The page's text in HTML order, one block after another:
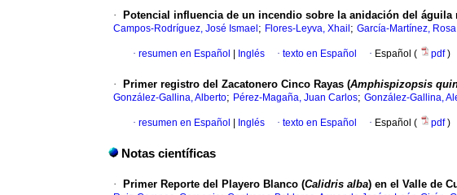
· Potencial influencia de un incendio sobre la anidación del
Campos-Rodríguez, José Ismael ; Flores-Leyva, Xhail ; García-Martínez,
· resumen en Español Inglés · texto en Español · Español ( pdf)
· Primer registro del Zacatonero Cinco Rayas (Amphispizopsis
González-Gallina, Alberto; Pérez-Magaña, Juan Carlos; González-Gallina,
· resumen en Español Inglés · texto en Español · Español ( pdf)
Notas científicas
· Primer Reporte del Playero Blanco (Calidris alba) en el Valle de